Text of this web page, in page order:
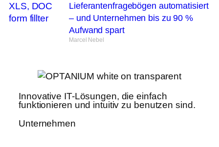
Lieferantenfragebögen automatisiert
– und Unternehmen bis zu 90 %
Aufwand spart
Marcel Nebel
Innovative IT-Lösungen, die einfach
funktionieren und intuitiv zu benutzen sind.
Unternehmen